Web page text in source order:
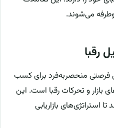
می‌شوند.
رقبا
فرصتی منحصربه‌فرد برای کسب
بازار و تحرکات رقبا است. این
استراتژی‌های بازاریابی